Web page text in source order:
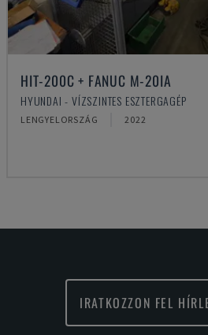
HIT-200C + FANUC M-20IA
HYUNDAI - VÍZSZINTES ESZTERGAGÉP
LENGYELORSZÁG 2022
IRATKOZZON FEL